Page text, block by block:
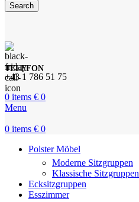
Search
TELEFON
+43 1 786 51 75
0 items € 0
Menu
0 items € 0
Polster Möbel
Moderne Sitzgruppen
Klassische Sitzgruppen
Ecksitzgruppen
Esszimmer